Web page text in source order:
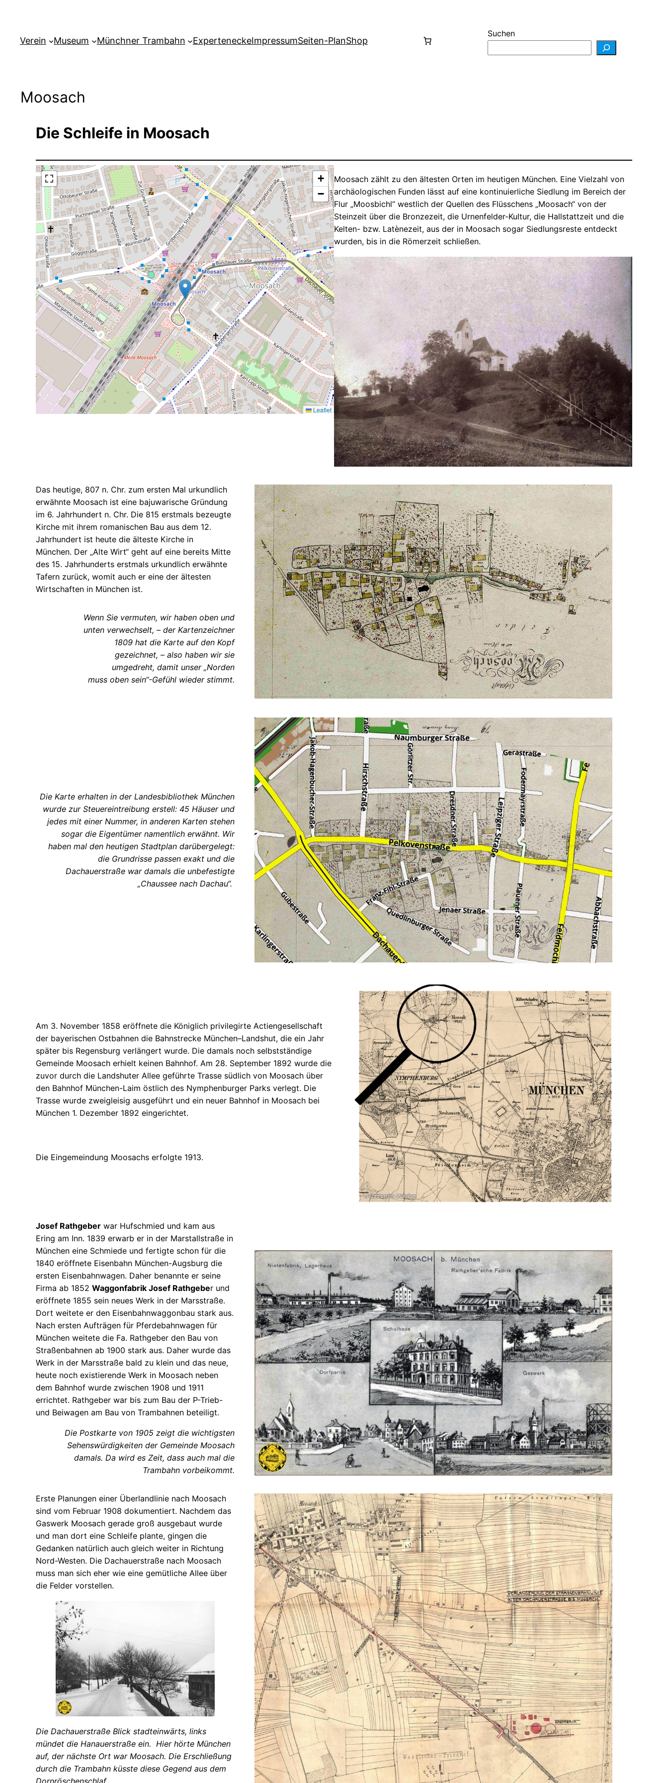
Verein Museum Münchner Trambahn ExperteneckeImpressumSeiten-PlanShop
Suchen
Moosach
Die Schleife in Moosach
+
−
Leaflet
Moosach zählt zu den ältesten Orten im heutigen München. Eine Vielzahl von
archäologischen Funden lässt auf eine kontinuierliche Siedlung im Bereich der
Flur „Moosbichl“ westlich der Quellen des Flüsschens „Moosach“ von der
Steinzeit über die Bronzezeit, die Urnenfelder-Kultur, die Hallstattzeit und die
Kelten- bzw. Latènezeit, aus der in Moosach sogar Siedlungsreste entdeckt
wurden, bis in die Römerzeit schließen.
Das heutige, 807 n. Chr. zum ersten Mal urkundlich
erwähnte Moosach ist eine bajuwarische Gründung
im 6. Jahrhundert n. Chr. Die 815 erstmals bezeugte
Kirche mit ihrem romanischen Bau aus dem 12.
Jahrhundert ist heute die älteste Kirche in
München. Der „Alte Wirt“ geht auf eine bereits Mitte
des 15. Jahrhunderts erstmals urkundlich erwähnte
Tafern zurück, womit auch er eine der ältesten
Wirtschaften in München ist.
Wenn Sie vermuten, wir haben oben und
unten verwechselt, – der Kartenzeichner
1809 hat die Karte auf den Kopf
gezeichnet, – also haben wir sie
umgedreht, damit unser „Norden
muss oben sein“-Gefühl wieder stimmt.
Die Karte erhalten in der Landesbibliothek München
wurde zur Steuereintreibung erstell: 45 Häuser und
jedes mit einer Nummer, in anderen Karten stehen
sogar die Eigentümer namentlich erwähnt. Wir
haben mal den heutigen Stadtplan darübergelegt:
die Grundrisse passen exakt und die
Dachauerstraße war damals die unbefestigte
„Chaussee nach Dachau“.
Am 3. November 1858 eröffnete die Königlich privilegirte Actiengesellschaft
der bayerischen Ostbahnen die Bahnstrecke München–Landshut, die ein Jahr
später bis Regensburg verlängert wurde. Die damals noch selbstständige
Gemeinde Moosach erhielt keinen Bahnhof. Am 28. September 1892 wurde die
zuvor durch die Landshuter Allee geführte Trasse südlich von Moosach über
den Bahnhof München-Laim östlich des Nymphenburger Parks verlegt. Die
Trasse wurde zweigleisig ausgeführt und ein neuer Bahnhof in Moosach bei
München 1. Dezember 1892 eingerichtet.
Die Eingemeindung Moosachs erfolgte 1913.
Josef Rathgeber war Hufschmied und kam aus
Ering am Inn. 1839 erwarb er in der Marstallstraße in
München eine Schmiede und fertigte schon für die
1840 eröffnete Eisenbahn München-Augsburg die
ersten Eisenbahnwagen. Daher benannte er seine
Firma ab 1852 Waggonfabrik Josef Rathgeber und
eröffnete 1855 sein neues Werk in der Marsstraße.
Dort weitete er den Eisenbahnwaggonbau stark aus.
Nach ersten Aufträgen für Pferdebahnwagen für
München weitete die Fa. Rathgeber den Bau von
Straßenbahnen ab 1900 stark aus. Daher wurde das
Werk in der Marsstraße bald zu klein und das neue,
heute noch existierende Werk in Moosach neben
dem Bahnhof wurde zwischen 1908 und 1911
errichtet. Rathgeber war bis zum Bau der P-Trieb-
und Beiwagen am Bau von Trambahnen beteiligt.
Die Postkarte von 1905 zeigt die wichtigsten
Sehenswürdigkeiten der Gemeinde Moosach
damals. Da wird es Zeit, dass auch mal die
Trambahn vorbeikommt.
Erste Planungen einer Überlandlinie nach Moosach
sind vom Februar 1908 dokumentiert. Nachdem das
Gaswerk Moosach gerade groß ausgebaut wurde
und man dort eine Schleife plante, gingen die
Gedanken natürlich auch gleich weiter in Richtung
Nord-Westen. Die Dachauerstraße nach Moosach
muss man sich eher wie eine gemütliche Allee über
die Felder vorstellen.
Die Dachauerstraße Blick stadteinwärts, links
mündet die Hanauerstraße ein. Hier hörte München
auf, der nächste Ort war Moosach. Die Erschließung
durch die Trambahn küsste diese Gegend aus dem